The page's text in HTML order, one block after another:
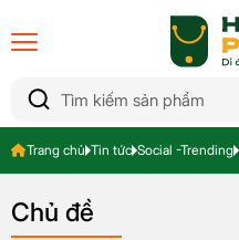
Trang chủ Tin tức Social -Trending
Chủ đề